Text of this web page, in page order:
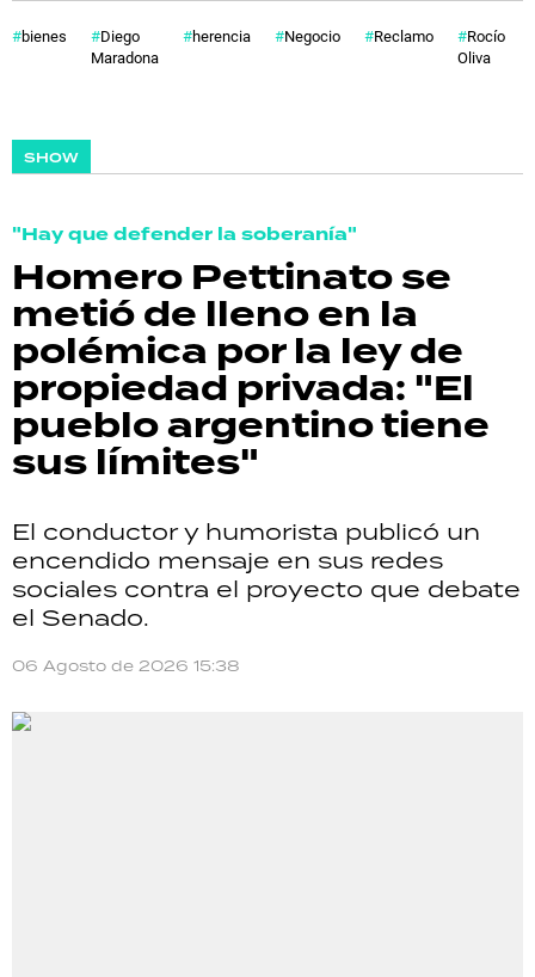
bienes
Diego
Maradona
herencia Negocio Reclamo
Rocío
Oliva
SHOW
"Hay que defender la soberanía"
Homero Pettinato se
metió de lleno en la
polémica por la ley de
propiedad privada: "El
pueblo argentino tiene
sus límites"
El conductor y humorista publicó un
encendido mensaje en sus redes
sociales contra el proyecto que debate
el Senado.
06 Agosto de 2026 15:38